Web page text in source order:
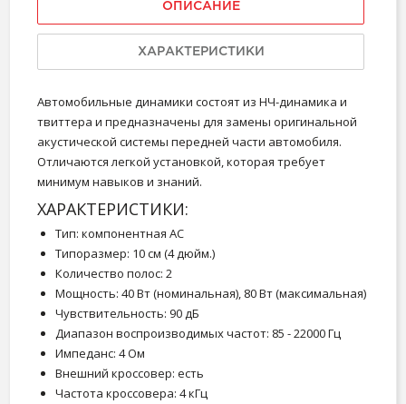
ОПИСАНИЕ
ХАРАКТЕРИСТИКИ
Автомобильные динамики состоят из НЧ-динамика и
твиттера и предназначены для замены оригинальной
акустической системы передней части автомобиля.
Отличаются легкой установкой, которая требует
минимум навыков и знаний.
ХАРАКТЕРИСТИКИ:
Тип: компонентная АС
Типоразмер: 10 см (4 дюйм.)
Количество полос: 2
Мощность: 40 Вт (номинальная), 80 Вт (максимальная)
Чувствительность: 90 дБ
Диапазон воспроизводимых частот: 85 - 22000 Гц
Импеданс: 4 Ом
Внешний кроссовер: есть
Частота кроссовера: 4 кГц